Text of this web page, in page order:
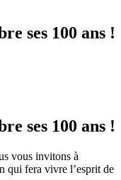
ses 100 ans !
ses 100 ans !
vous invitons à
qui fera vivre l’esprit de